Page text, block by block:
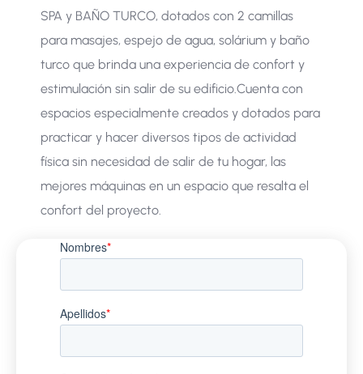
SPA y BAÑO TURCO, dotados con 2 camillas
para masajes, espejo de agua, solárium y baño
turco que brinda una experiencia de confort y
estimulación sin salir de su edificio. ​Cuenta con
espacios especialmente creados y dotados para
practicar y hacer diversos tipos de actividad
física sin necesidad de salir de tu hogar, las
mejores máquinas en un espacio que resalta el
confort del proyecto.